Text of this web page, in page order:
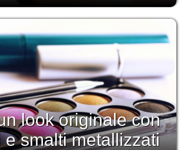
look originale con
e smalti metallizzati